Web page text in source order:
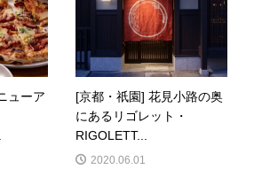
ューア
[京都・祇園] 花見小路の奥
にあるリゴレット・
RIGOLETT...
2020.06.01